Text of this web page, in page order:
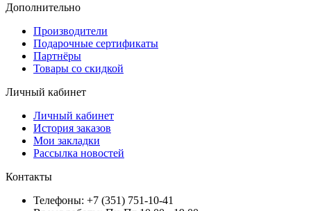
Дополнительно
Производители
Подарочные сертификаты
Партнёры
Товары со скидкой
Личный кабинет
Личный кабинет
История заказов
Мои закладки
Рассылка новостей
Контакты
Телефоны: +7 (351) 751-10-41